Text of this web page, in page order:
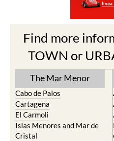
Find more
TOWN or
The Mar Menor
Cabo de Palos
Cartagena
El Carmoli
Islas Menores and Mar de
Cristal